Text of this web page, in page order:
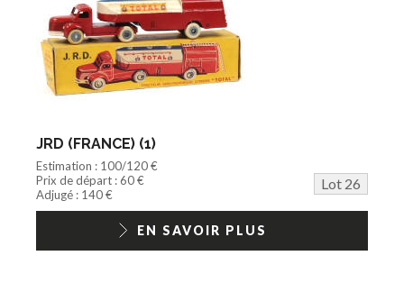
JRD (FRANCE) (1)
Estimation : 100/120 €
Prix de départ : 60 €
Lot 26
Adjugé : 140 €
EN SAVOIR PLUS